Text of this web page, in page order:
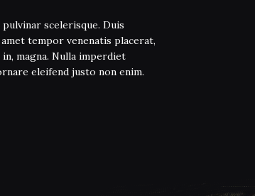
scelerisque. Duis
tempor venenatis placerat,
magna. Nulla imperdiet
eleifend justo non enim.